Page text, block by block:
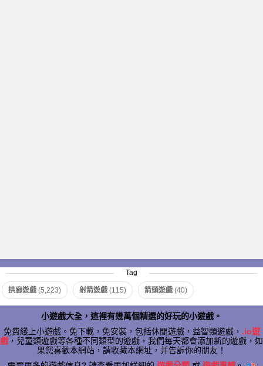
Tag
拱廊遊戲 (5,223) 射箭遊戲 (115) 箭頭遊戲 (40)
小遊戲大全，這裡有幾萬個精選的好玩的小遊戲。
免費綫上小遊戲。免下載，免安裝，包括休閒遊戲，益智類遊戲， .io遊
戲 ，兒童類遊戲等各種不同類型的遊戲，我們每天都會添加新的遊戲，如
果您喜歡本網站，請收藏本網址，并告訴你的朋友！